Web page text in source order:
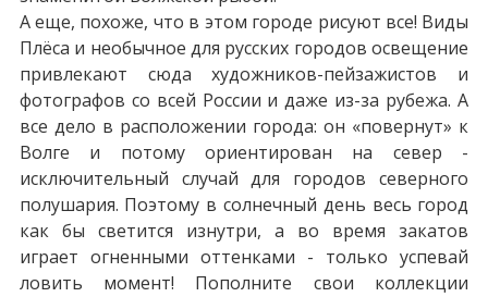
А еще, похоже, что в этом городе рисуют все! Виды
Плёса и необычное для русских городов освещение
привлекают сюда художников-пейзажистов и
фотографов со всей России и даже из-за рубежа. А
все дело в расположении города: он «повернут» к
Волге и потому ориентирован на север -
исключительный случай для городов северного
полушария. Поэтому в солнечный день весь город
как бы светится изнутри, а во время закатов
играет огненными оттенками - только успевай
ловить момент! Пополните свои коллекции